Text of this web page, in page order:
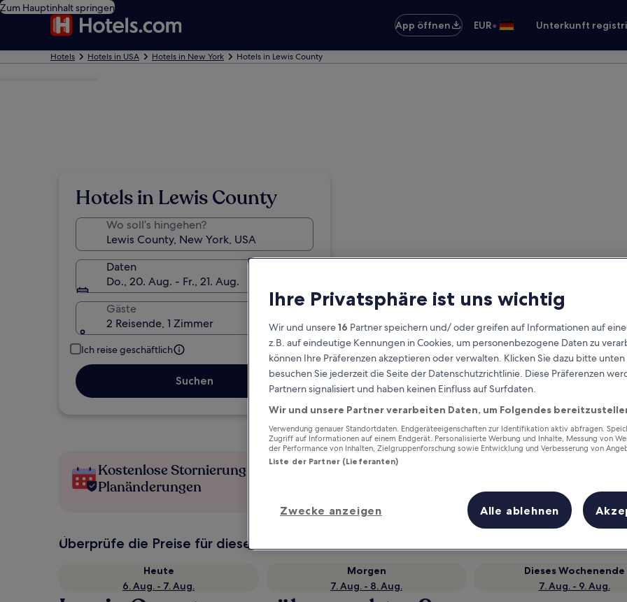
Zum Hauptinhalt springen
App öffnen
EUR• Unterkunft
Hotels Hotels in USA Hotels in New York Hotels in Lewis County
Hotels in Lewis County
Wo soll’s hingehen?
Daten
Do., 20. Aug. - Fr., 21. Aug.
Gäste
2 Reisende, 1 Zimmer
Ich reise geschäftlich
Suchen
Kostenlose Stornierung bei
Planänderungen
Verdiene Prämien für jede
wahrgenommene Übernachtung
Überprüfe die Preise für diese Daten
Heute
6. Aug. - 7. Aug.
Morgen
7. Aug. - 8. Aug.
Dieses Wochenende
7. Aug. - 9. Aug.
Ihre Privatsphäre ist uns wichtig
Wir und unsere16 Partner speichern und/ oder greifen auf Informationen auf
z.B. auf eindeutige Kennungen in Cookies, um personenbezogene Daten zu
können Ihre Präferenzen akzeptieren oder verwalten. Klicken Sie dazu bitte
besuchen Sie jederzeit die Seite der Datenschutzrichtlinie. Diese Präferenzen
Partnern signalisiert und haben keinen Einfluss auf Surfdaten.
Wir und unsere Partner verarbeiten Daten, um Folgendes
Verwendung genauer Standortdaten. Endgeräteeigenschaften zur Identifikation aktiv abfragen.
Zugriff auf Informationen auf einem Endgerät. Personalisierte Werbung und Inhalte, Messung von
der Performance von Inhalten, Zielgruppenforschung sowie Entwicklung und Verbesserung von
Liste der Partner (Lieferanten)
Zwecke anzeigen Alle ablehnen